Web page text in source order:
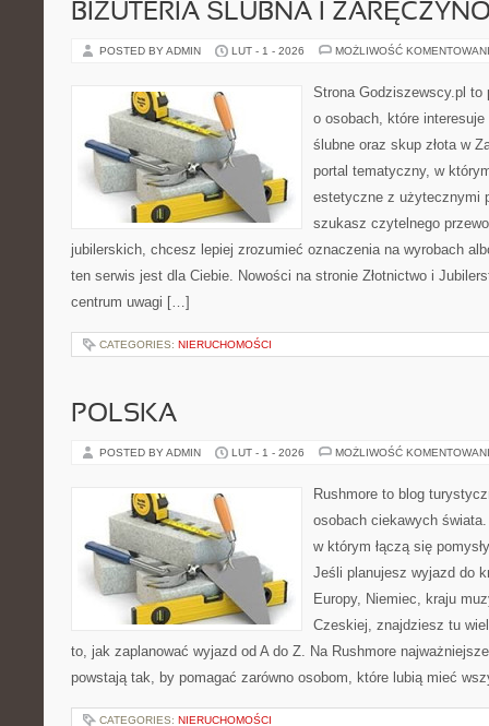
BIŻUTERIA ŚLUBNA I
POSTED BY ADMIN LUT - 1 - 2026 MOŻLIWOŚĆ
Strona Godziszewscy.pl to
o osobach, które
ślubne oraz skup złota w
portal tematyczny, w
estetyczne z użytecznymi
szukasz czytelnego
jubilerskich, chcesz lepiej zrozumieć oznaczenia na wyrobach
ten serwis jest dla Ciebie. Nowości na stronie Złotnictwo i
centrum uwagi […]
CATEGORIES: NIERUCHOMOŚCI
POLSKA
POSTED BY ADMIN LUT - 1 - 2026 MOŻLIWOŚĆ
Rushmore to blog
osobach ciekawych
w którym łączą się
Jeśli planujesz wyjazd do
Europy, Niemiec, kraju
Czeskiej, znajdziesz tu
to, jak zaplanować wyjazd od A do Z. Na Rushmore
powstają tak, by pomagać zarówno osobom, które lubią mieć
CATEGORIES: NIERUCHOMOŚCI